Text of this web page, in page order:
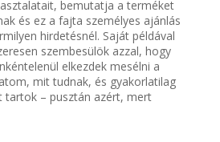
bemutatja a terméket
és ez a fajta személyes ajánlás
hirdetésnél. Saját példával
szembesülök azzal, hogy
elkezdek mesélni a
mit tudnak, és gyakorlatilag
– pusztán azért, mert